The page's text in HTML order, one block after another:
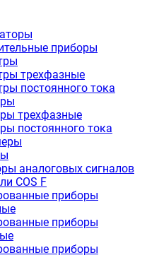
приборы
трехфазные
постоянного тока
трехфазные
постоянного тока
аналоговых сигналов
COS F
приборы
приборы
приборы